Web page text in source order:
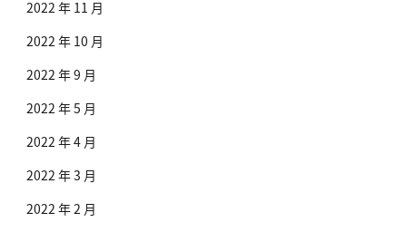
2022 年 11 月
2022 年 10 月
2022 年 9 月
2022 年 5 月
2022 年 4 月
2022 年 3 月
2022 年 2 月